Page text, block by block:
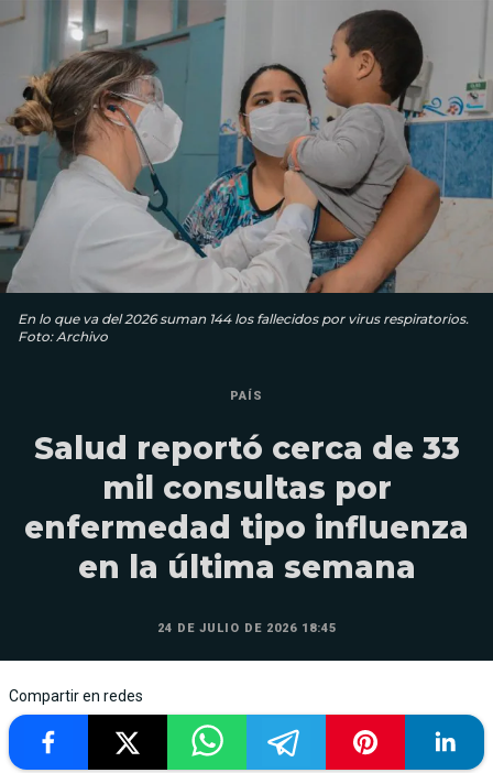
En lo que va del 2026 suman 144 los fallecidos por virus respiratorios.
Foto: Archivo
PAÍS
Salud reportó cerca de 33
mil consultas por
enfermedad tipo influenza
en la última semana
24 DE JULIO DE 2026 18:45
Compartir en redes